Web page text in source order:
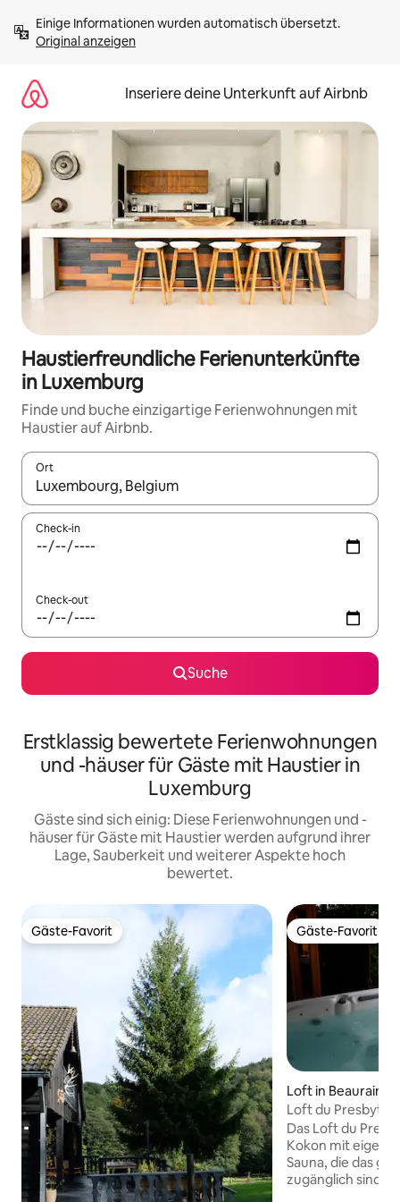
Inhalten
springenOriginal anzeigen
Inseriere deine Unterkunft auf Airbnb
Haustierfreundliche Ferienunterkünfte
in Luxemburg
Finde und buche einzigartige Ferienwohnungen mit
Haustier auf Airbnb.
Ort
Wenn Ergebnisse verfügbar sind, navigiere mit den
Check-in
Check-out
Suche
Erstklassig bewertete Ferienwohnungen
und -häuser für Gäste mit Haustier in
Luxemburg
Gäste sind sich einig: Diese Ferienwohnungen und -
häuser für Gäste mit Haustier werden aufgrund ihrer
Lage, Sauberkeit und weiterer Aspekte hoch
bewertet.
Gäste-Favorit
Gäste-Favorit Gäste-Favorit
Gäste-Favorit
Loft in Beauraing
Loft du
Das Loft du
Kokon mit
Sauna, die das
zugänglich sind,